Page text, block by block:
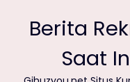
Berita
Saat